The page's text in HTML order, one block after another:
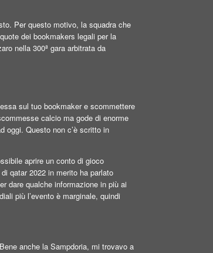
Per questo motivo, la squadra che
dei bookmakers legali per la
nella 300ª gara arbitrata da
sul tuo bookmaker e scommettere
calcio ma gode di enorme
oggi. Questo non c’è scritto in
aprire un conto di gioco
qatar 2022 in merito ha parlato
dare qualche informazione in più ai
più l’evento è marginale, quindi
anche la Sampdoria, mi trovavo a